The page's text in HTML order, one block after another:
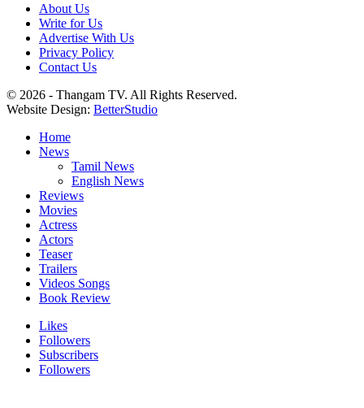
About Us
Write for Us
Advertise With Us
Privacy Policy
Contact Us
© 2026 - Thangam TV. All Rights Reserved.
Website Design: BetterStudio
Home
News
Tamil News
English News
Reviews
Movies
Actress
Actors
Teaser
Trailers
Videos Songs
Book Review
Likes
Followers
Subscribers
Followers